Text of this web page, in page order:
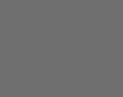
in curve